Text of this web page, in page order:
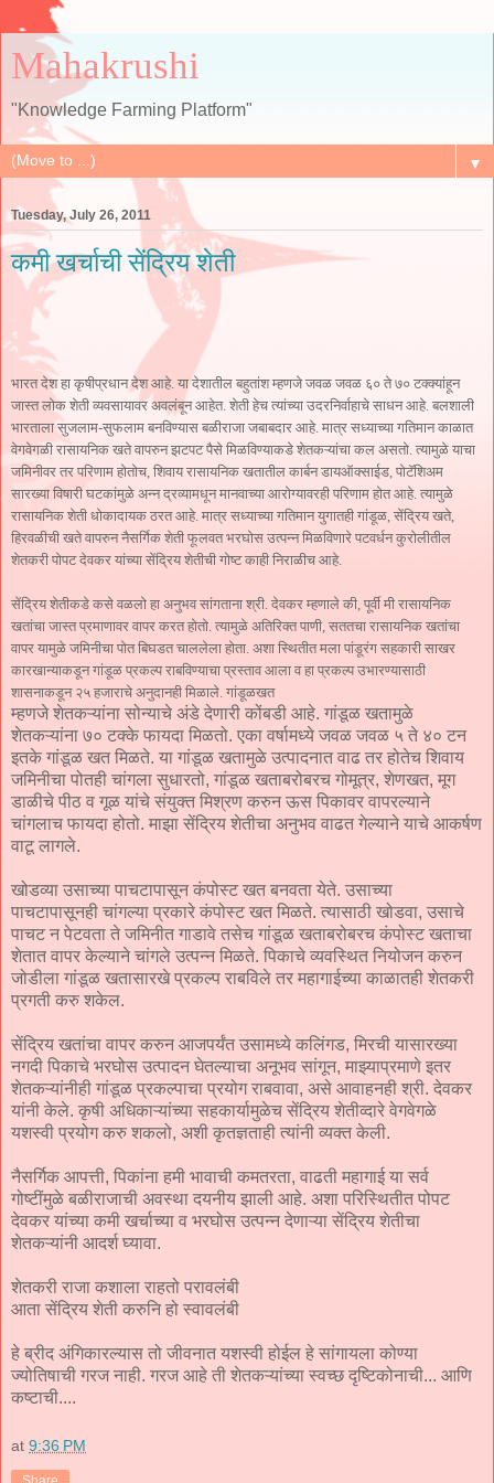
Mahakrushi
"Knowledge Farming Platform"
▼
Tuesday, July 26, 2011
कमी खर्चाची सेंद्रिय शेती
भारत देश हा कृषीप्रधान देश आहे. या देशातील बहुतांश म्हणजे जवळ जवळ ६० ते ७० टक्क्यांहून
जास्त लोक शेती व्यवसायावर अवलंबून आहेत. शेती हेच त्यांच्या उदरनिर्वाहाचे साधन आहे. बलशाली
भारताला सुजलाम-सुफलाम बनविण्यास बळीराजा जबाबदार आहे. मात्र सध्याच्या गतिमान काळात
वेगवेगळी रासायनिक खते वापरुन झटपट पैसे मिळविण्याकडे शेतकऱ्यांचा कल असतो. त्यामुळे याचा
जमिनीवर तर परिणाम होतोच, शिवाय रासायनिक खतातील कार्बन डायऑक्साईड, पोटॅशिअम
सारख्या विषारी घटकांमुळे अन्न द्रव्‍यामधून मानवाच्या आरोग्यावरही परिणाम होत आहे. त्यामुळे
रासायनिक शेती धोकादायक ठरत आहे. मात्र सध्याच्या गतिमान युगातही गांडूळ, सेंद्रिय खते,
हिरवळीची खते वापरुन नैसर्गिक शेती फूलवत भरघोस उत्पन्न मिळविणारे पटवर्धन कुरोलीतील
शेतकरी पोपट देवकर यांच्या सेंद्रिय शेतीची गोष्ट काही निराळीच आहे.
सेंद्रिय शेतीकडे कसे वळलो हा अनुभव सांगताना श्री. देवकर म्हणाले की, पूर्वी मी रासायनिक
खतांचा जास्त प्रमाणावर वापर करत होतो. त्यामुळे अतिरिक्त पाणी, सततचा रासायनिक खतांचा
वापर यामुळे जमिनीचा पोत बिघडत चाललेला होता. अशा स्थितीत मला पांडूरंग सहकारी साखर
कारखान्याकडून गांडूळ प्रकल्प राबविण्याचा प्रस्ताव आला व हा प्रकल्प उभारण्यासाठी
शासनाकडून २५ हजाराचे अनुदानही मिळाले. गांडूळखत
म्हणजे शेतकऱ्यांना सोन्याचे अंडे देणारी कोंबडी आहे. गांडूळ खतामुळे
शेतकऱ्यांना ७० टक्के फायदा मिळतो. एका वर्षामध्ये जवळ जवळ ५ ते ४० टन
इतके गांडूळ खत मिळते. या गांडूळ खतामुळे उत्पादनात वाढ तर होतेच शिवाय
जमिनीचा पोतही चांगला सुधारतो, गांडूळ खताबरोबरच गोमूत्र, शेणखत, मूग
डाळीचे पीठ व गूळ यांचे संयुक्त मिश्रण करुन ऊस पिकावर वापरल्याने
चांगलाच फायदा होतो. माझा सेंद्रिय शेतीचा अनुभव वाढत गेल्याने याचे आकर्षण
वाटू लागले.
खोडव्या उसाच्या पाचटापासून कंपोस्ट खत बनवता येते. उसाच्या
पाचटापासूनही चांगल्या प्रकारे कंपोस्ट खत मिळते. त्यासाठी खोडवा, उसाचे
पाचट न पेटवता ते जमिनीत गाडावे तसेच गांडूळ खताबरोबरच कंपोस्ट खताचा
शेतात वापर केल्याने चांगले उत्पन्न मिळते. पिकाचे व्यवस्थित नियोजन करुन
जोडीला गांडूळ खतासारखे प्रकल्प राबविले तर महागाईच्या काळातही शेतकरी
प्रगती करु शकेल.
सेंद्रिय खतांचा वापर करुन आजपर्यंत उसामध्ये कलिंगड, मिरची यासारख्या
नगदी पिकाचे भरघोस उत्पादन घेतल्याचा अनूभव सांगून, माझ्याप्रमाणे इतर
शेतकऱ्यांनीही गांडूळ प्रकल्पाचा प्रयोग राबवावा, असे आवाहनही श्री. देवकर
यांनी केले. कृषी अधिकाऱ्यांच्या सहकार्यामुळेच सेंद्रिय शेतीव्दारे वेगवेगळे
यशस्वी प्रयोग करु शकलो, अशी कृतज्ञताही त्यांनी व्यक्‍त केली.
नैसर्गिक आपत्ती, पिकांना हमी भावाची कमतरता, वाढती महागाई या सर्व
गोष्टींमुळे बळीराजाची अवस्था दयनीय झाली आहे. अशा परिस्थितीत पोपट
देवकर यांच्या कमी खर्चाच्या व भरघोस उत्पन्न देणाऱ्या सेंद्रिय शेतीचा
शेतकऱ्यांनी आदर्श घ्यावा.
शेतकरी राजा कशाला राहतो परावलंबी
आता सेंद्रिय शेती करुनि हो स्वावलंबी
हे ब्रीद अंगिकारल्यास तो जीवनात यशस्वी होईल हे सांगायला कोण्या
ज्योतिषाची गरज नाही. गरज आहे ती शेतकऱ्यांच्या स्वच्छ दृष्टिकोनाची... आणि
कष्टाची....
at 9:36 PM